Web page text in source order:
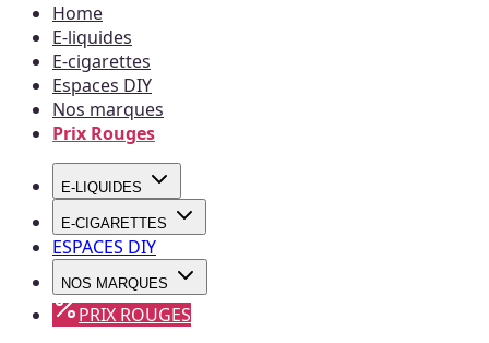
Home
E-liquides
E-cigarettes
Espaces DIY
Nos marques
Prix Rouges
E-LIQUIDES
E-CIGARETTES
ESPACES DIY
NOS MARQUES
PRIX ROUGES